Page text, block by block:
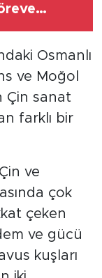
Osmanlı
ve Moğol
Çin sanat
farklı bir
ve
çok
çeken
ve gücü
kuşları